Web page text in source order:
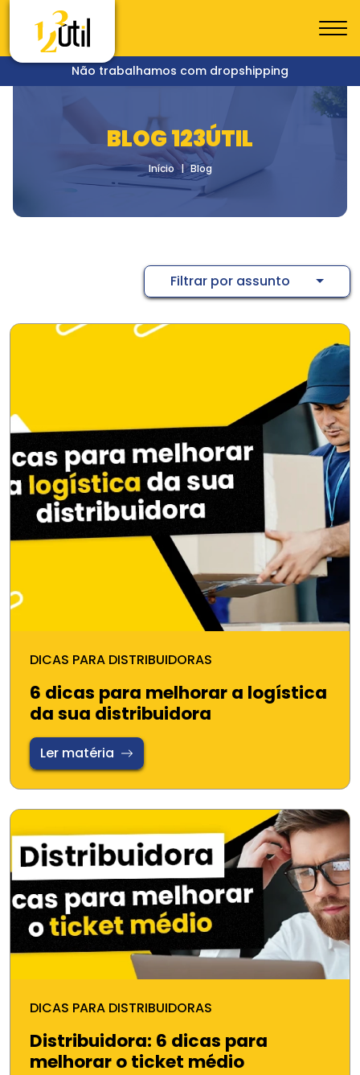
Não trabalhamos com dropshipping
BLOG 123ÚTIL
Início Blog
Filtrar por assunto
DICAS PARA DISTRIBUIDORAS
6 dicas para melhorar a logística
da sua distribuidora
Ler matéria
DICAS PARA DISTRIBUIDORAS
Distribuidora: 6 dicas para
melhorar o ticket médio